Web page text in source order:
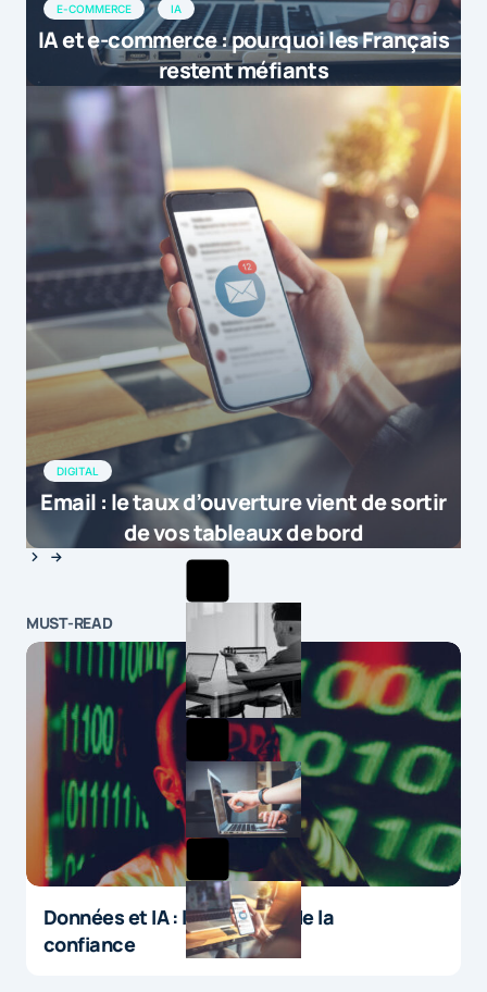
E-COMMERCE IA
IA et e-commerce : pourquoi les Français
restent méfiants
DIGITAL
Email : le taux d’ouverture vient de sortir
de vos tableaux de bord
MUST-READ
Données et IA : le paradoxe de la
confiance